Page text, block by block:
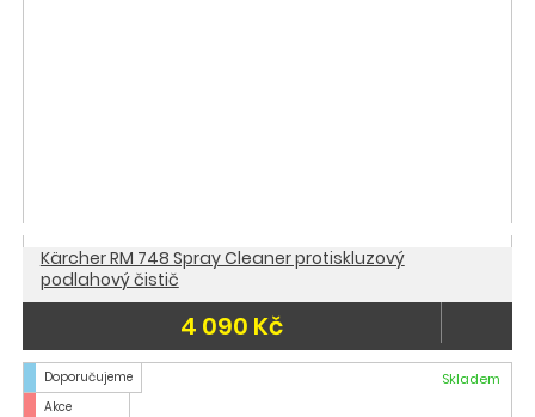
Kärcher RM 748 Spray Cleaner protiskluzový
podlahový čistič
4 090 Kč
Doporučujeme
Akce
Skladem